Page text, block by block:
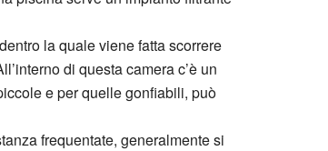
la quale viene fatta scorrere
di questa camera c’è un
e per quelle gonfiabili, può
frequentate, generalmente si